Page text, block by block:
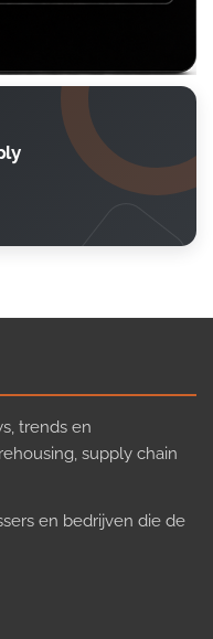
trends en
supply chain
en bedrijven die de